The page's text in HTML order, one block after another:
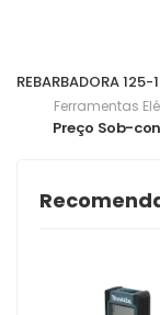
Ferramentas
Preço Sob-